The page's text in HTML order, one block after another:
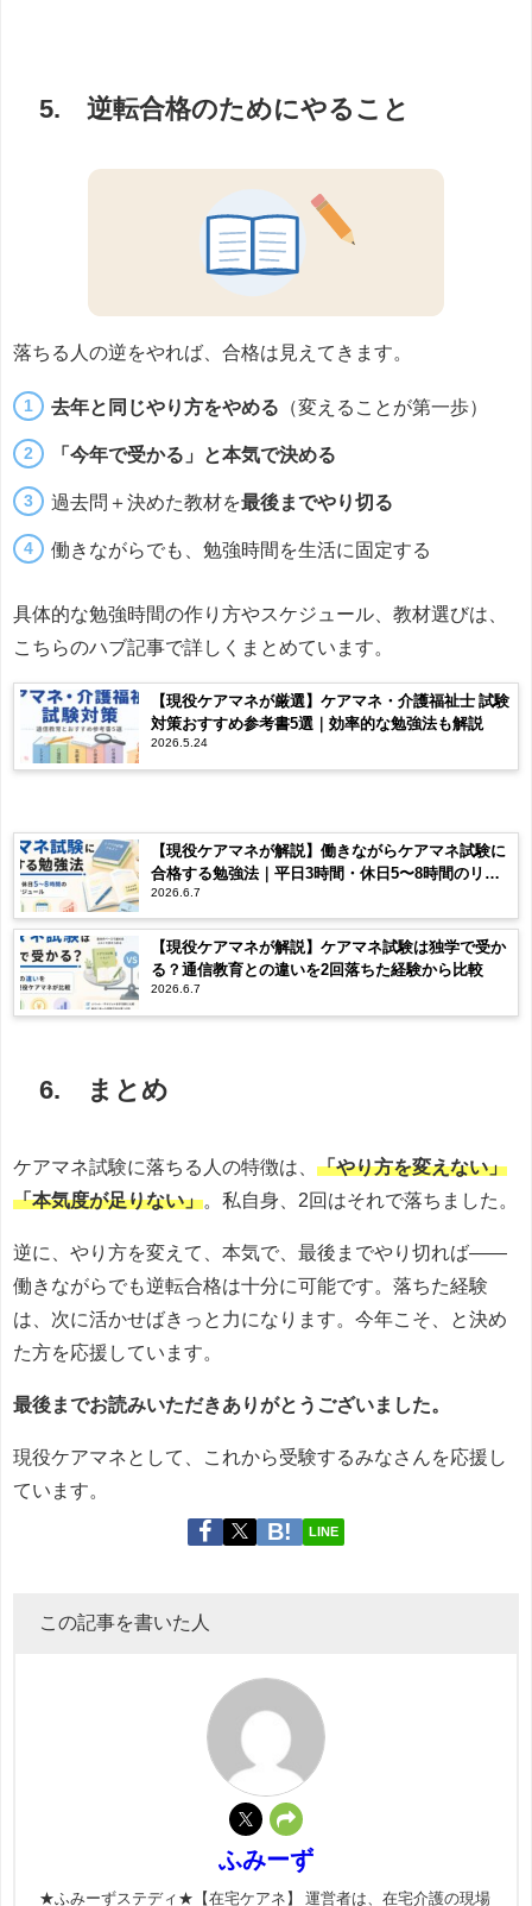
5. 逆転合格のためにやること
落ちる人の逆をやれば、合格は見えてきます。
去年と同じやり方をやめる （変えることが第一歩）
「今年で受かる」と本気で決める
過去問＋決めた教材を最後までやり切る
働きながらでも、勉強時間を生活に固定する
具体的な勉強時間の作り方やスケジュール、教材選びは、
こちらのハブ記事で詳しくまとめています。
【現役ケアマネが厳選】ケアマネ・介護福祉士 試験
対策おすすめ参考書5選｜効率的な勉強法も解説
2026.5.24
【現役ケアマネが解説】働きながらケアマネ試験に
合格する勉強法｜平日3時間・休日5〜8時間のリア
ルなスケジュール
2026.6.7
【現役ケアマネが解説】ケアマネ試験は独学で受か
る？通信教育との違いを2回落ちた経験から比較
2026.6.7
6. まとめ
ケアマネ試験に落ちる人の特徴は、 「やり方を変えない」
「本気度が足りない」 。私自身、2回はそれで落ちました。
逆に、やり方を変えて、本気で、最後までやり切れば——
働きながらでも逆転合格は十分に可能です。落ちた経験
は、次に活かせばきっと力になります。今年こそ、と決め
た方を応援しています。
最後までお読みいただきありがとうございました。
現役ケアマネとして、これから受験するみなさんを応援し
ています。
LINE
この記事を書いた人
ふみーず
★ふみーずステディ★【在宅ケアネ】 運営者は、在宅介護の現場